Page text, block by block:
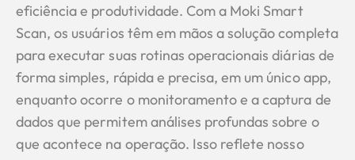
eficiência e produtividade. Com a Moki Smart
Scan, os usuários têm em mãos a solução completa
para executar suas rotinas operacionais diárias de
forma simples, rápida e precisa, em um único app,
enquanto ocorre o monitoramento e a captura de
dados que permitem análises profundas sobre o
que acontece na operação. Isso reflete nosso